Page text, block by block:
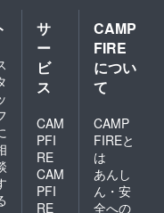
ツイー
トス
カーサ
イズ：
W115x
H160m
質：塩
ビ ※寄
付型ク
ラウド
ファン
ディン
グでは
サ
ー
ビ
ス
CAM
PFI
RE
CAM
PFI
RE
CAMP
FIRE
につい
て
CAMP
FIREと
は
あんし
ん・安
全への